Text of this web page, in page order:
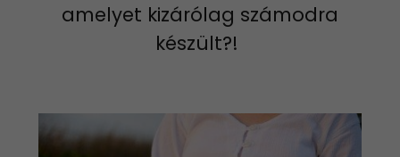
amelyet kizárólag számodra
készült?!